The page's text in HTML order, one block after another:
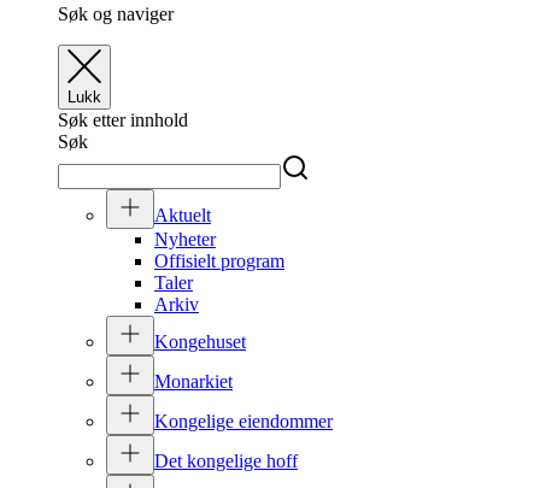
Søk og naviger
Lukk
Søk etter innhold
Søk
Aktuelt
Nyheter
Offisielt program
Taler
Arkiv
Kongehuset
Monarkiet
Kongelige eiendommer
Det kongelige hoff